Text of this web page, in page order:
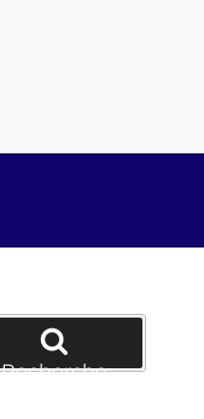
Recherche